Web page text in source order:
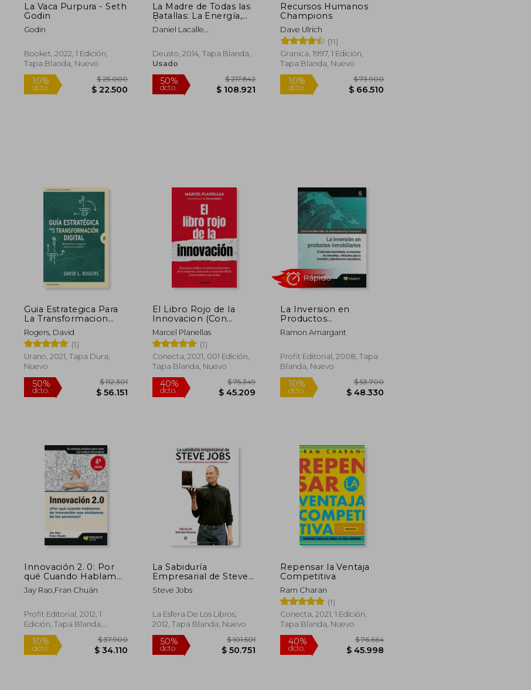
La Vaca Purpura - Seth
Godin
Godin
Booket, 2022, 1 Edición,
Tapa Blanda, Nuevo
10%
dcto.
La Madre de Todas las
Batallas: La Energía,
Árbitro del Nuevo
Orden Mundial
Daniel Lacalle
Merino
Deusto, 2014, Tapa Blanda,
Usado
50%
dcto.
$ 217.842
Recursos Humanos
Champions
Dave Ulrich
(11)
Granica, 1997, 1 Edición,
Tapa Blanda, Nuevo
10%
dcto.
$ 125.435
Guia Estrategica Para
La Transformacion
Digital
Rogers, David
(1)
Urano, 2021, Tapa Dura,
Nuevo
50%
dcto.
$ 112.301
$ 56.151
El Libro Rojo de la
Innovacion (Con
Introduccion de
Ferran Adria)
Marcel Planellas
(1)
Conecta, 2021, 001 Edición,
Tapa Blanda, Nuevo
40% $ 75.349
$ 45.209
La Inversion en
Productos
Inmobiliarios
Ramon Amargant
Profit Editorial, 2008, Tapa
Blanda, Nuevo
Innovación 2. 0: Por
qué Cuando Hablamos
de Innovación nos
Olvidamos de las
Jay Rao,Fran Chuán
Profit Editorial, 2012, 1
Edición, Tapa Blanda,
Nuevo
La Sabiduría
Empresarial de Steve
Jobs: 250 Citas del
Innovador que
Steve Jobs
La Esfera De Los Libros,
2012, Tapa Blanda, Nuevo
Repensar la Ventaja
Competitiva
Ram Charan
(1)
Conecta, 2021, 1 Edición,
Tapa Blanda, Nuevo